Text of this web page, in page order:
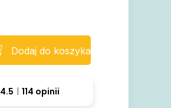
Dodaj do koszyka
4.5 114 opinii